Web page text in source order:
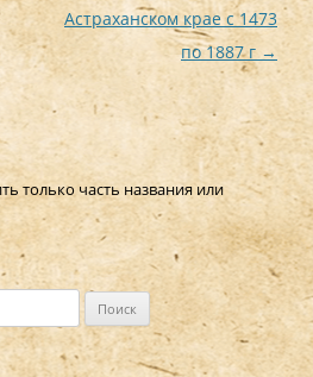
Астраханском крае с 1473
по 1887 г →
только часть названия или